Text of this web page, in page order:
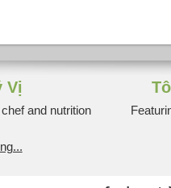
Vị
and nutrition